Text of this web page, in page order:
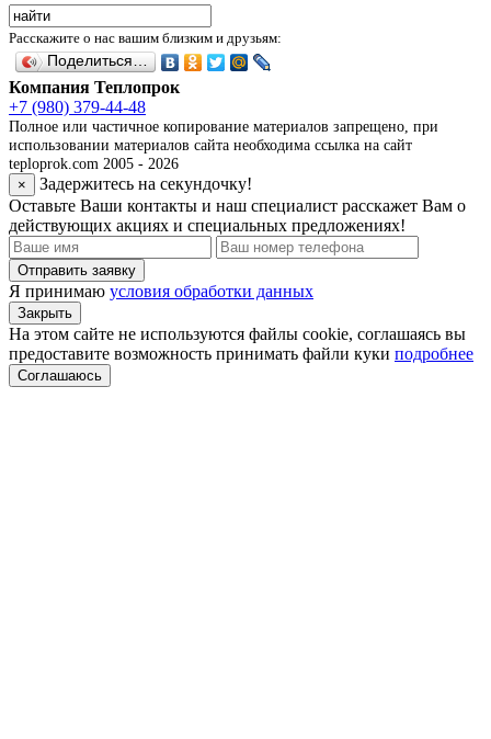
Расскажите о нас вашим близким и друзьям:
Поделиться…
Компания Теплопрок
+7 (980) 379-44-48
Полное или частичное копирование материалов запрещено, при
использовании материалов сайта необходима ссылка на сайт
teploprok.com 2005 - 2026
×
Задержитесь на секундочку!
Оставьте Ваши контакты и наш специалист расскажет Вам о
действующих акциях и специальных предложениях!
Отправить заявку
Я принимаю условия обработки данных
Закрыть
На этом сайте не используются файлы cookie, соглашаясь вы
предоставите возможность принимать файли куки подробнее
Соглашаюсь